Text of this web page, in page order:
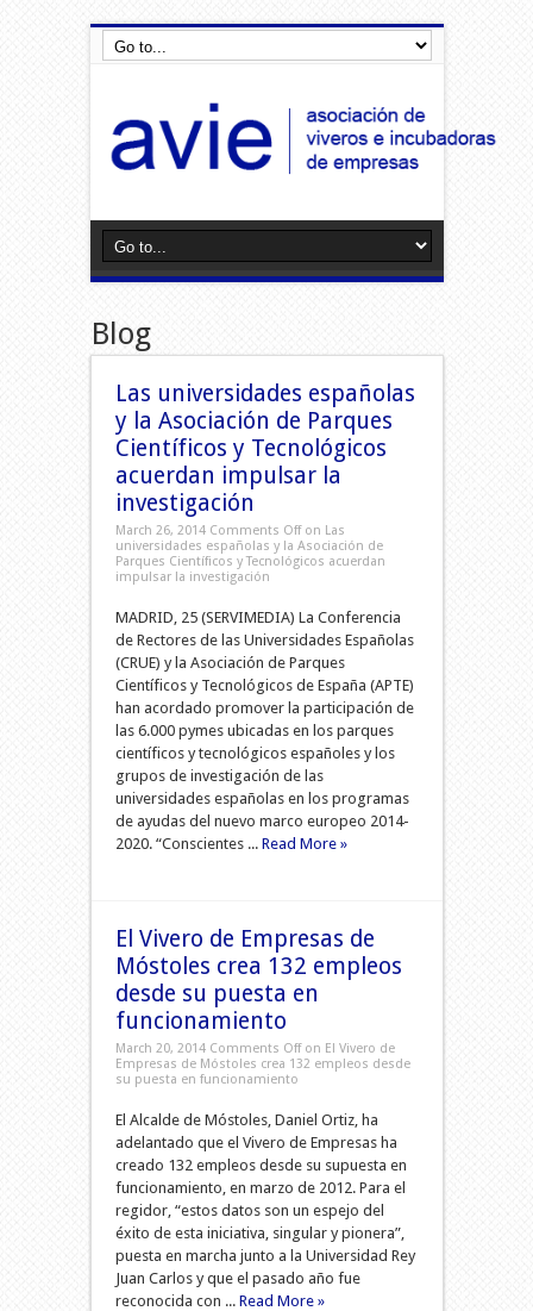
Blog
Las universidades españolas
y la Asociación de Parques
Científicos y Tecnológicos
acuerdan impulsar la
investigación
March 26, 2014 Comments Offon Las
universidades españolas y la Asociación de
Parques Científicos y Tecnológicos acuerdan
impulsar la investigación
MADRID, 25 (SERVIMEDIA) La Conferencia
de Rectores de las Universidades Españolas
(CRUE) y la Asociación de Parques
Científicos y Tecnológicos de España (APTE)
han acordado promover la participación de
las 6.000 pymes ubicadas en los parques
científicos y tecnológicos españoles y los
grupos de investigación de las
universidades españolas en los programas
de ayudas del nuevo marco europeo 2014-
2020. “Conscientes ... Read More »
El Vivero de Empresas de
Móstoles crea 132 empleos
desde su puesta en
funcionamiento
March 20, 2014 Comments Offon El Vivero de
Empresas de Móstoles crea 132 empleos desde
su puesta en funcionamiento
El Alcalde de Móstoles, Daniel Ortiz, ha
adelantado que el Vivero de Empresas ha
creado 132 empleos desde su supuesta en
funcionamiento, en marzo de 2012. Para el
regidor, “estos datos son un espejo del
éxito de esta iniciativa, singular y pionera”,
puesta en marcha junto a la Universidad Rey
Juan Carlos y que el pasado año fue
reconocida con ... Read More »